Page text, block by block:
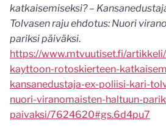
katkaisemiseksi? –
Tolvasen raju ehdotus: Nuori
pariksi päiväksi.
https://www.mtvuutiset.fi/
kayttoon-rotoskierteen-
kansanedustaja-ex-poliisi-kari-
nuori-viranomaisten-haltuun-
paivaksi/7624620#gs.6d4pu7